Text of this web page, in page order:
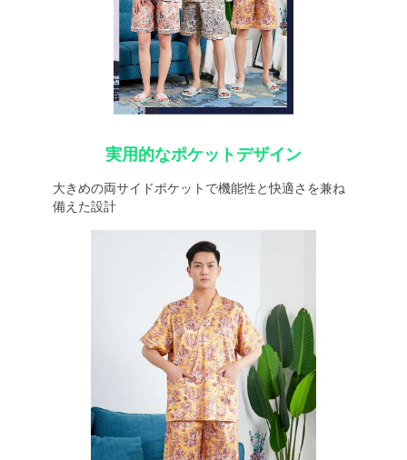
実用的なポケットデザイン
大きめの両サイドポケットで機能性と快適さを兼ね
備えた設計